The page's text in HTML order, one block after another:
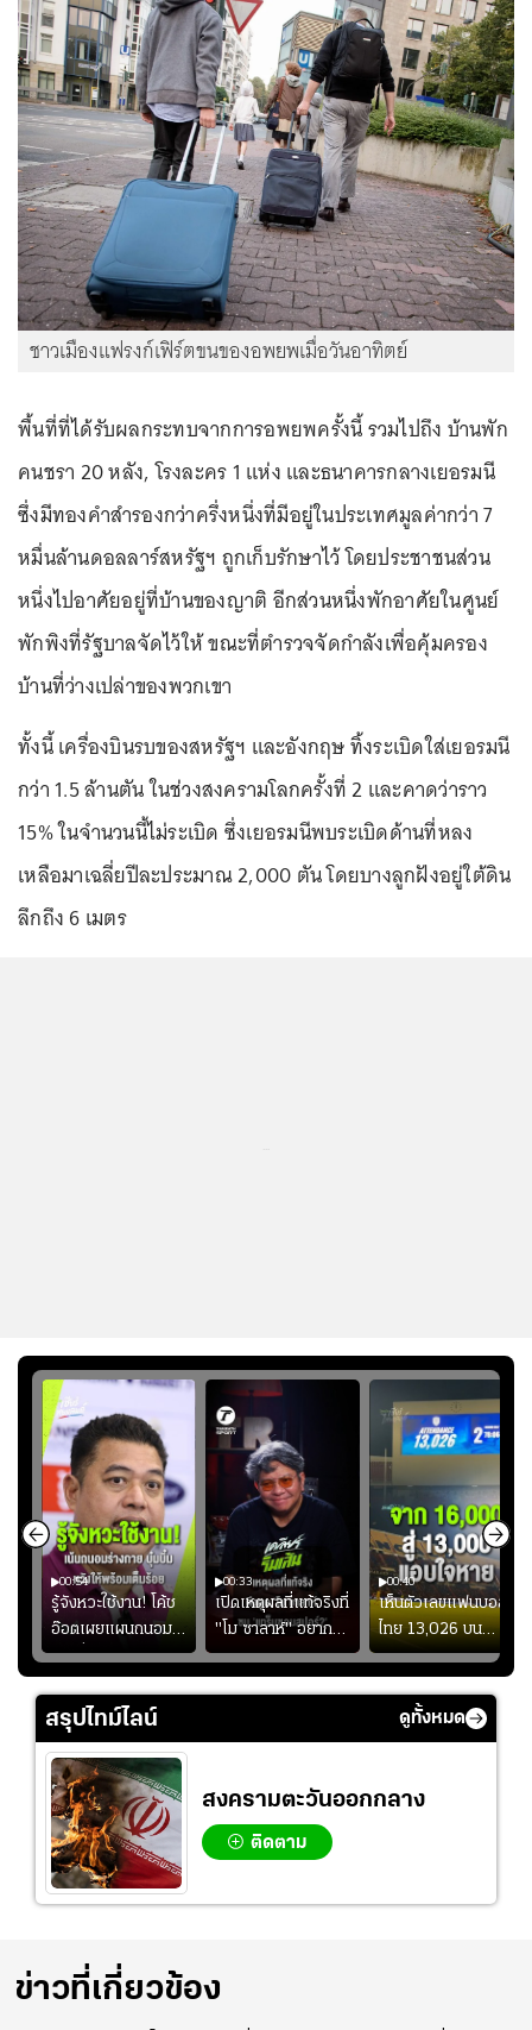
ชาวเมืองแฟรงก์เฟิร์ตขนของอพยพเมื่อวันอาทิตย์
พื้นที่ที่ได้รับผลกระทบจากการอพยพครั้งนี้ รวมไปถึง บ้านพัก
คนชรา 20 หลัง, โรงละคร 1 แห่ง และธนาคารกลางเยอรมนี
ซึ่งมีทองคำสำรองกว่าครึ่งหนึ่งที่มีอยู่ในประเทศมูลค่ากว่า 7
หมื่นล้านดอลลาร์สหรัฐฯ ถูกเก็บรักษาไว้ โดยประชาชนส่วน
หนึ่งไปอาศัยอยู่ที่บ้านของญาติ อีกส่วนหนึ่งพักอาศัยในศูนย์
พักพิงที่รัฐบาลจัดไว้ให้ ขณะที่ตำรวจจัดกำลังเพื่อคุ้มครอง
บ้านที่ว่างเปล่าของพวกเขา
ทั้งนี้ เครื่องบินรบของสหรัฐฯ และอังกฤษ ทิ้งระเบิดใส่เยอรมนี
กว่า 1.5 ล้านตัน ในช่วงสงครามโลกครั้งที่ 2 และคาดว่าราว
15% ในจำนวนนี้ไม่ระเบิด ซึ่งเยอรมนีพบระเบิดด้านที่หลง
เหลือมาเฉลี่ยปีละประมาณ 2,000 ตัน โดยบางลูกฝังอยู่ใต้ดิน
ลึกถึง 6 เมตร
00:54
รู้จังหวะใช้งาน! โค้ช
อ๊อตเผยแผนถนอม
“บุ๋มบิ๋ม” เพื่อรักษา
ร่างกายให้พร้อมที่สุด
00:33
เปิดเหตุผลที่แท้จริงที่
"โม ซาลาห์" อยาก
ย้ายซบ "แทร็บซอนส
ปอร์"
00:40
เห็นตัวเลขแฟนบอล
ไทย 13,026 บน
สกอร์บอร์ดแล้วแอบ
ใจหาย น้อยกว่านัดที่
แล้วเจอมาเลเซียตั้ง
สรุปไทม์ไลน์ ดูทั้งหมด
สงครามตะวันออกกลาง
ติดตาม
ข่าวที่เกี่ยวข้อง